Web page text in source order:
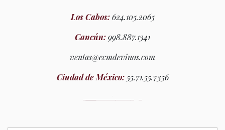
Los Cabos: 624.105.2065
Cancún:998.887.1341
ventas@ecmdevinos.com
Ciudad de México: 55.71.55.7356